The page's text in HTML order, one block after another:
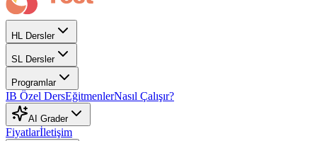
HL Dersler
SL Dersler
Programlar
IB Özel DersEğitmenlerNasıl Çalışır?
AI Grader
Fiyatlarİletişim